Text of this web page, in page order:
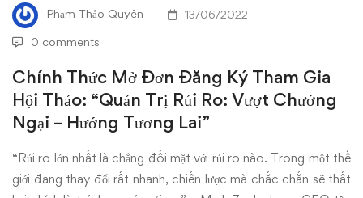
Tham
Gia
Hội
Thảo:
“Quản
Phạm Thảo Quyên 13/06/2022
0 comments
Chính Thức Mở Đơn Đăng Ký Tham Gia
Hội Thảo: “Quản Trị Rủi Ro: Vượt Chướng
Ngại – Hướng Tương Lai”
“Rủi ro lớn nhất là chẳng đối mặt với rủi ro nào. Trong một thế
giới đang thay đổi rất nhanh, chiến lược mà chắc chắn sẽ thất